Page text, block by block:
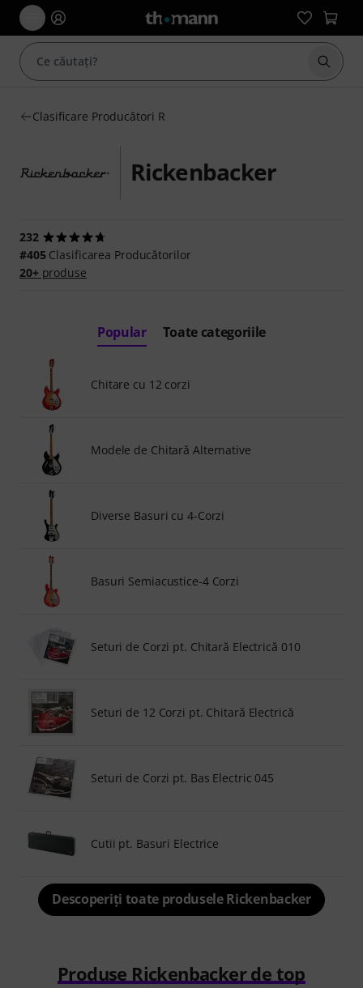
Clasificare Producători R
Rickenbacker
232
#405 Clasificarea Producătorilor
20+produse
Popular Toate categoriile
Chitare cu 12 corzi
Modele de Chitară Alternative
Diverse Basuri cu 4-Corzi
Basuri Semiacustice-4 Corzi
Seturi de Corzi pt. Chitară Electrică 010
Seturi de 12 Corzi pt. Chitară Electrică
Seturi de Corzi pt. Bas Electric 045
Cutii pt. Basuri Electrice
Descoperiți toate produsele Rickenbacker
Produse Rickenbacker de top